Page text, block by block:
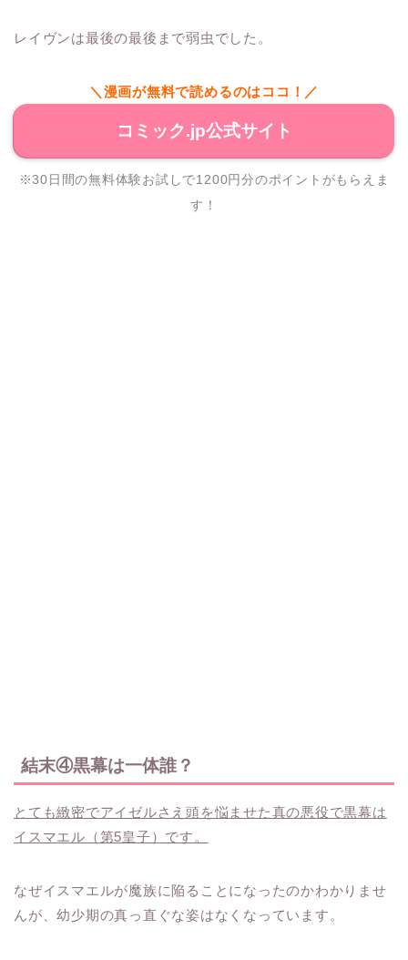
レイヴンは最後の最後まで弱虫でした。
＼漫画が無料で読めるのはココ！／
コミック.jp公式サイト
※30日間の無料体験お試しで1200円分のポイントがもらえま
す！
結末④黒幕は一体誰？
とても緻密でアイゼルさえ頭を悩ませた真の悪役で黒幕は
イスマエル（第5皇子）です。
なぜイスマエルが魔族に陥ることになったのかわかりませ
んが、幼少期の真っ直ぐな姿はなくなっています。